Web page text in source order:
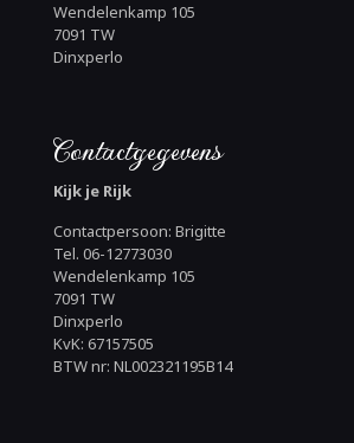
Wendelenkamp 105
7091 TW
Dinxperlo
Contactgegevens
Kijk je Rijk
Contactpersoon: Brigitte
Tel. 06-12773030
Wendelenkamp 105
7091 TW
Dinxperlo
KvK: 67157505
BTW nr: NL002321195B14